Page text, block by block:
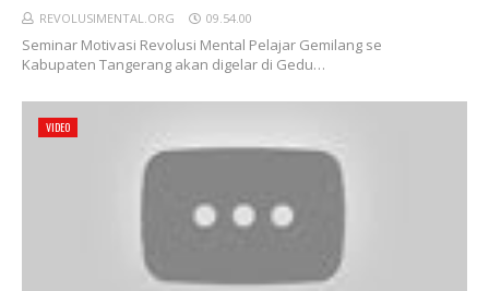
REVOLUSIMENTAL.ORG 09.54.00
Seminar Motivasi Revolusi Mental Pelajar Gemilang se
Kabupaten Tangerang akan digelar di Gedu…
VIDEO